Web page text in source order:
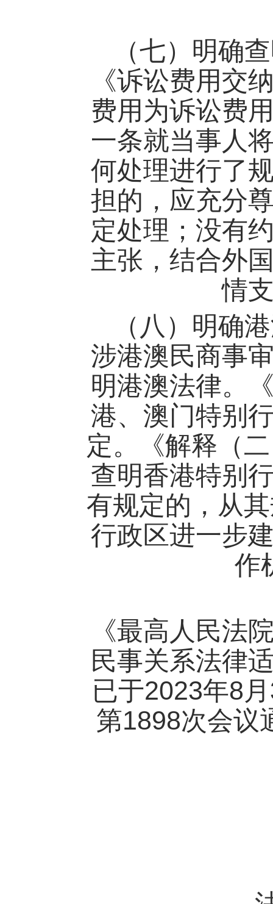
（七）明确
《诉讼费用交
费用为诉讼费
一条就当事人
何处理进行了
担的，应充分
定处理；没有
主张，结合外
情
（八）明确
涉港澳民商事
明港澳法律。
港、澳门特别
定。《解释（
查明香港特别
有规定的，从
行政区进一步
作
《最高人民法
民事关系法律
已于2023年8 月
第1898次会议